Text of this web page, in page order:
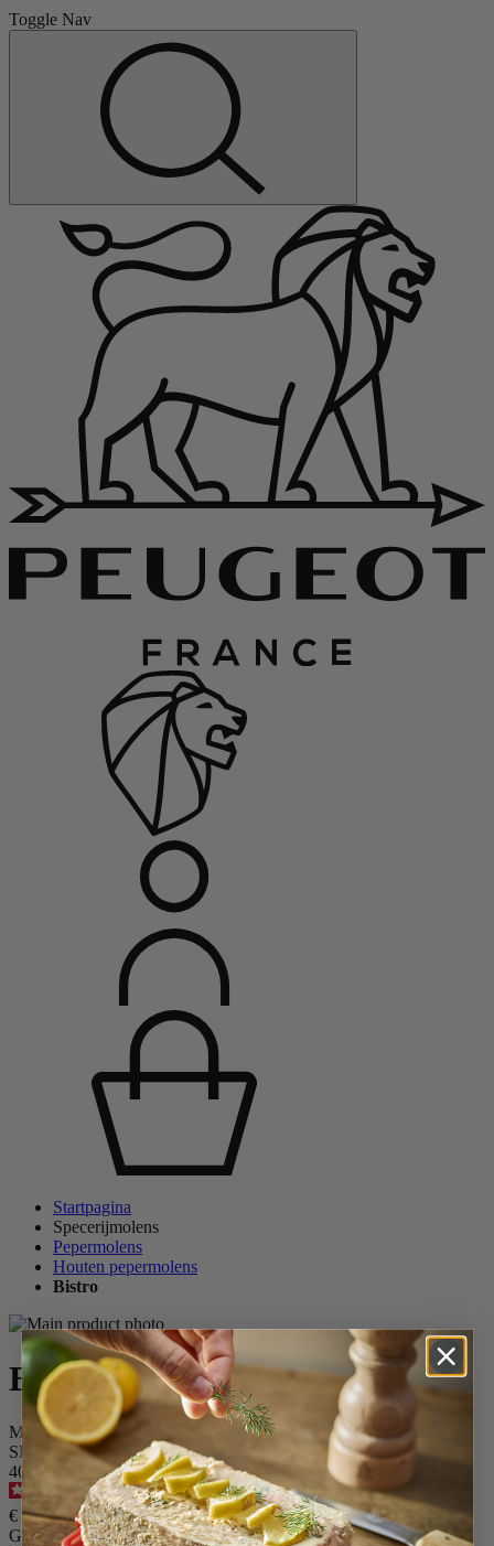
Toggle Nav
Startpagina
Specerijmolens
Pepermolens
Houten pepermolens
Bistro
Bistro
Manuele pepermolen uit gelakt hout, leisteen, 10 cm
SKU
40802
4.7/5- 416beoordelingen
€ 31,90
Grootte